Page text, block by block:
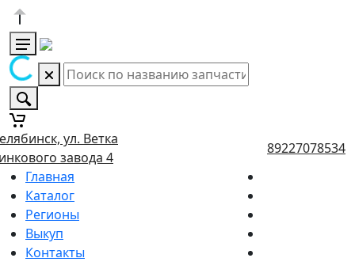
ул. Ветка
завода 4
89227078534
Главная
Каталог
Регионы
Выкуп
Контакты